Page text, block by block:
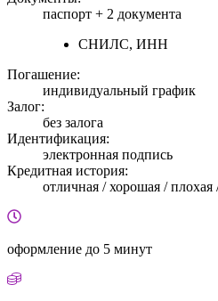
паспорт + 2 документа
СНИЛС, ИНН
Погашение:
индивидуальный график
Залог:
без залога
Идентификация:
электронная подпись
Кредитная история:
отличная / хорошая / плохая
оформление до 5 минут